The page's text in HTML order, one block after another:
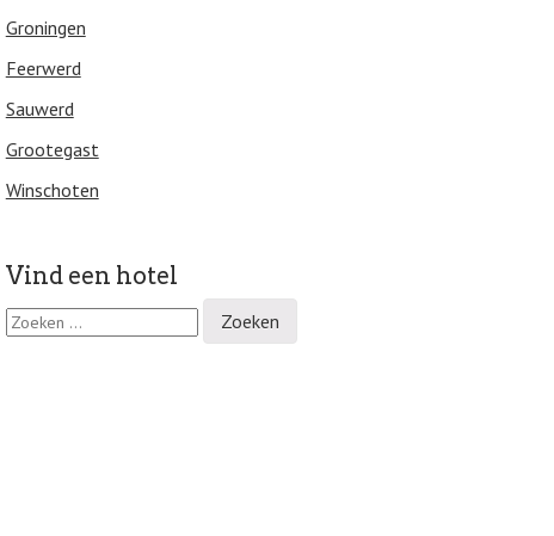
Groningen
Feerwerd
Sauwerd
Grootegast
Winschoten
Vind een hotel
Z
o